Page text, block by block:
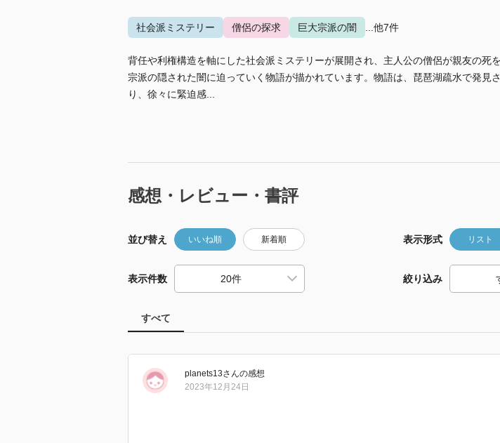
社会派ミステリー 僧侶の探求 巨大宗派の闇 ...他7件
背任や利権構造を軸にした社会派ミステリーが展開され、主人公の僧侶が親友の死
宗派の隠された闇に迫っていく物語が描かれています。物語は、琵琶湖疏水で発見
り、徐々に緊迫感...
感想・レビュー・書評
並び替え いいね順 新着順 表示形式 リスト
表示件数 絞り込み
すべて
planets13さんの感想
2023年12月24日